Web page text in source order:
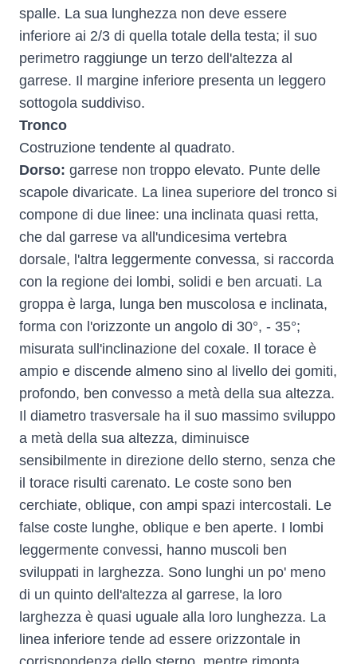
spalle. La sua lunghezza non deve essere
inferiore ai 2/3 di quella totale della testa; il suo
perimetro raggiunge un terzo dell'altezza al
garrese. Il margine inferiore presenta un leggero
sottogola suddiviso.
Tronco
Costruzione tendente al quadrato.
Dorso: garrese non troppo elevato. Punte delle
scapole divaricate. La linea superiore del tronco si
compone di due linee: una inclinata quasi retta,
che dal garrese va all'undicesima vertebra
dorsale, l'altra leggermente convessa, si raccorda
con la regione dei lombi, solidi e ben arcuati. La
groppa è larga, lunga ben muscolosa e inclinata,
forma con l'orizzonte un angolo di 30°, - 35°;
misurata sull'inclinazione del coxale. Il torace è
ampio e discende almeno sino al livello dei gomiti,
profondo, ben convesso a metà della sua altezza.
Il diametro trasversale ha il suo massimo sviluppo
a metà della sua altezza, diminuisce
sensibilmente in direzione dello sterno, senza che
il torace risulti carenato. Le coste sono ben
cerchiate, oblique, con ampi spazi intercostali. Le
false coste lunghe, oblique e ben aperte. I lombi
leggermente convessi, hanno muscoli ben
sviluppati in larghezza. Sono lunghi un po' meno
di un quinto dell'altezza al garrese, la loro
larghezza è quasi uguale alla loro lunghezza. La
linea inferiore tende ad essere orizzontale in